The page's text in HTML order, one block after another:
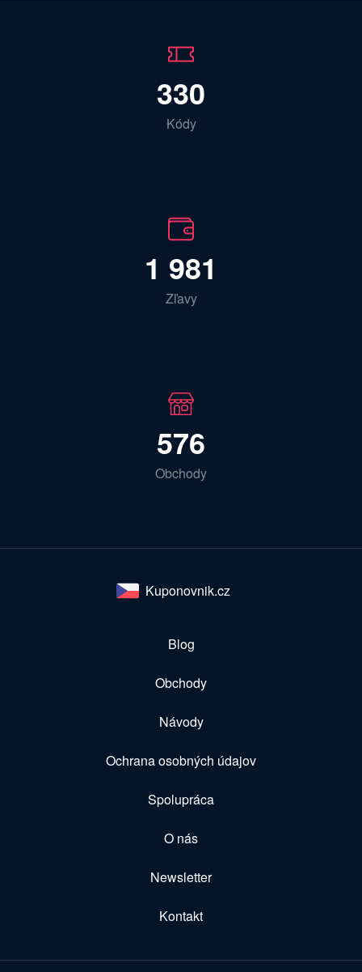
330
Kódy
1 981
Zľavy
576
Obchody
Kuponovnik.cz
Blog
Obchody
Návody
Ochrana osobných údajov
Spolupráca
O nás
Newsletter
Kontakt